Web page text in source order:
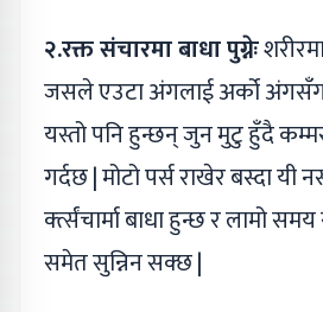
२.रक्त संचारमा बाधा पुग्नेः
जसले एउटा अंगलाई अर्को
यस्तो पनि हुन्छन् जुन मुटु हुँदै
गर्दछ | मोटो पर्स राखेर बस्दा यी
र्क्त्संचार्मा बाधा हुन्छ र लामो
समेत सुन्निन सक्छ |